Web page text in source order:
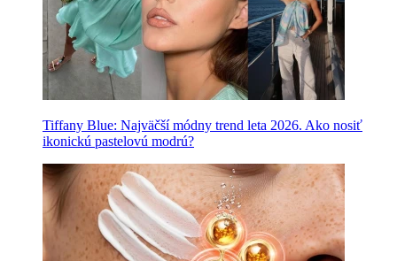
Tiffany Blue: Najväčší módny trend leta 2026. Ako nosiť
ikonickú pastelovú modrú?